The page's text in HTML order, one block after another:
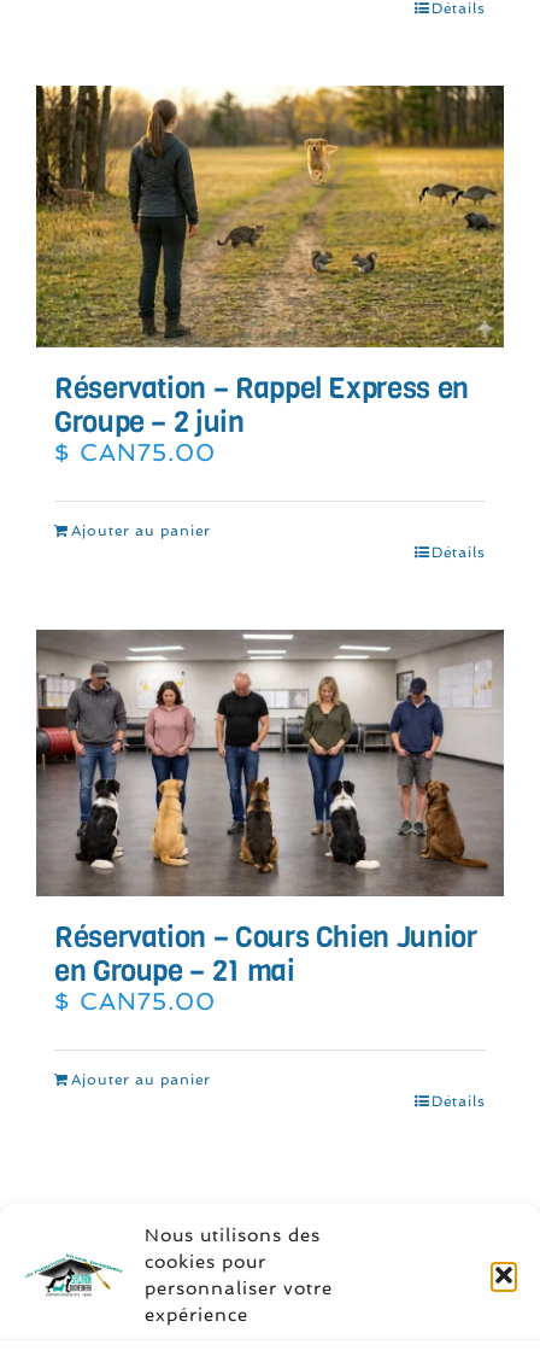
Nous utilisons des
cookies pour
personnaliser votre
expérience
Détails
Réservation – Rappel Express en
Groupe – 2 juin
$ CAN75.00
Ajouter au panier
Détails
Réservation – Cours Chien Junior
en Groupe – 21 mai
$ CAN75.00
Ajouter au panier
Détails